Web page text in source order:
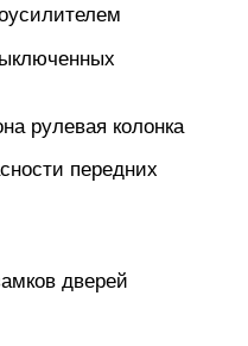
рулевая колонка
передних
дверей